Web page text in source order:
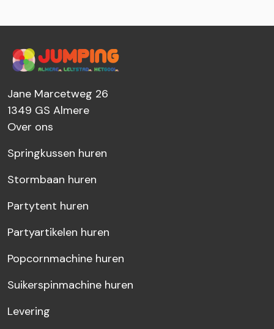
Jane Marcetweg 26
1349 GS Almere
Over ons
Springkussen huren
Stormbaan huren
Partytent huren
Partyartikelen huren
Popcornmachine huren
Suikerspinmachine huren
Levering